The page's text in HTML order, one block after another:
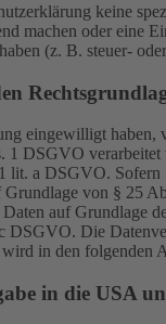
keine
machen oder eine
(z. B. steuer-
eingewilligt
1 DSGVO
lit. a DSGVO.
Grundlage von § 25
auf Grundlage
Die
in den folgenden
in die USA